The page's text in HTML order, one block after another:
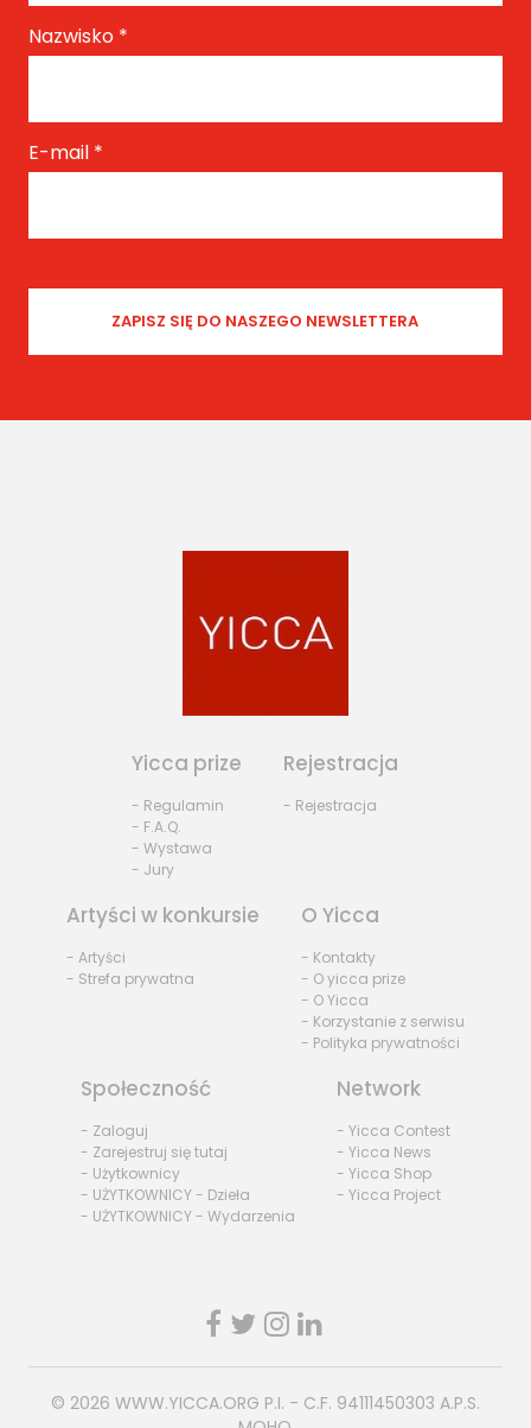
Nazwisko *
E-mail *
Yicca prize
- Regulamin
- F.A.Q.
- Wystawa
- Jury
Rejestracja
- Rejestracja
Artyści w konkursie
- Artyści
- Strefa prywatna
O Yicca
- Kontakty
- O yicca prize
- O Yicca
- Korzystanie z serwisu
- Polityka prywatności
Społeczność
- Zaloguj
- Zarejestruj się tutaj
- Użytkownicy
- UŻYTKOWNICY - Dzieła
- UŻYTKOWNICY - Wydarzenia
Network
- Yicca Contest
- Yicca News
- Yicca Shop
- Yicca Project
© 2026 WWW.YICCA.ORG P.I. - C.F. 94111450303 A.P.S.